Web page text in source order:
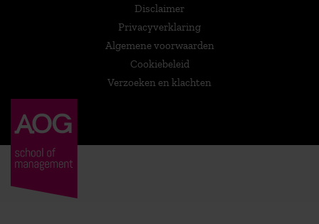
Disclaimer
Privacyverklaring
Algemene voorwaarden
Cookiebeleid
Verzoeken en klachten